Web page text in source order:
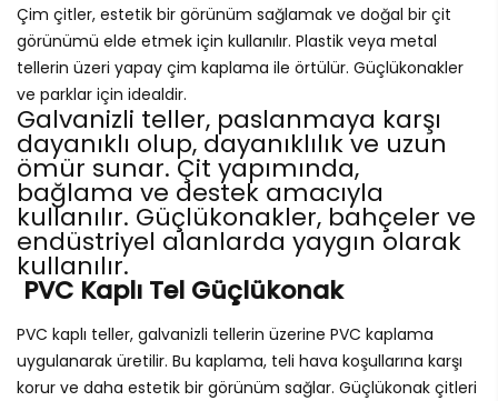
Çim çitler, estetik bir görünüm sağlamak ve doğal bir çit
görünümü elde etmek için kullanılır. Plastik veya metal
tellerin üzeri yapay çim kaplama ile örtülür. Güçlükonakler
ve parklar için idealdir.
Galvanizli teller, paslanmaya karşı
dayanıklı olup, dayanıklılık ve uzun
ömür sunar. Çit yapımında,
bağlama ve destek amacıyla
kullanılır. Güçlükonakler, bahçeler ve
endüstriyel alanlarda yaygın olarak
kullanılır.
PVC Kaplı Tel Güçlükonak
PVC kaplı teller, galvanizli tellerin üzerine PVC kaplama
uygulanarak üretilir. Bu kaplama, teli hava koşullarına karşı
korur ve daha estetik bir görünüm sağlar. Güçlükonak çitleri